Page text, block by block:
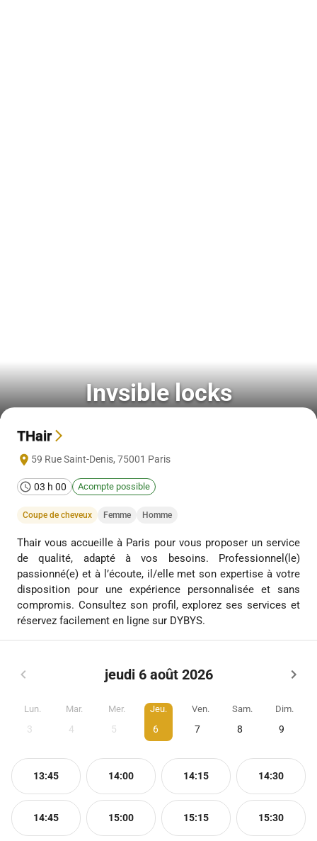
Invsible locks
THair
59 Rue Saint-Denis, 75001 Paris
03 h 00 Acompte possible
Coupe de cheveux Femme Homme
Thair vous accueille à Paris pour vous proposer un service
de qualité, adapté à vos besoins. Professionnel(le)
passionné(e) et à l’écoute, il/elle met son expertise à votre
disposition pour une expérience personnalisée et sans
compromis. Consultez son profil, explorez ses services et
réservez facilement en ligne sur DYBYS.
jeudi 6 août 2026
Lun.
3
Mar.
4
Mer.
5
Jeu.
6
Ven.
7
Sam.
8
Dim.
9
13:45 14:00 14:15 14:30
14:45 15:00 15:15 15:30